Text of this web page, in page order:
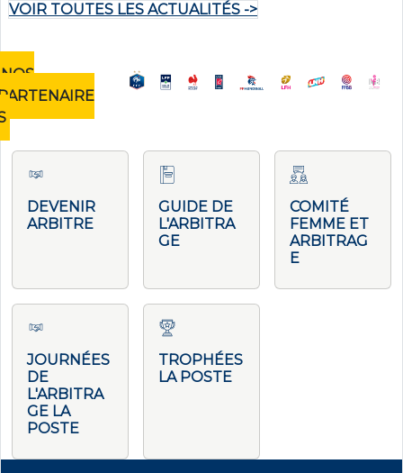
VOIR TOUTES LES ACTUALITÉS ->
NOS
DEVENIR
ARBITRE
GUIDE DE
L'ARBITRA
GE
COMITÉ
FEMME ET
ARBITRAG
E
JOURNÉES
DE
L'ARBITRA
GE LA
POSTE
TROPHÉES
LA POSTE